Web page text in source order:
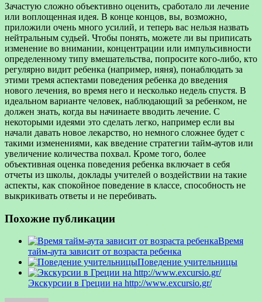
Зачастую сложно объективно оценить, сработало ли лечение
или воплощенная идея. В конце концов, вы, возможно,
приложили очень много усилий, и теперь вас нельзя назвать
нейтральным судьей. Чтобы понять, можете ли вы приписать
изменение во внимании, концентрации или импульсивности
определенному типу вмешательства, попросите кого-либо, кто
регулярно видит ребенка (например, няня), понаблюдать за
этими тремя аспектами поведения ребенка до введения
нового лечения, во время него и несколько недель спустя. В
идеальном варианте человек, наблюдающий за ребенком, не
должен знать, когда вы начинаете вводить лечение. С
некоторыми идеями это сделать легко, например если вы
начали давать новое лекарство, но немного сложнее будет с
такими изменениями, как введение стратегии тайм-аутов или
увеличение количества похвал. Кроме того, более
объективная оценка поведения ребенка включает в себя
отчеты из школы, доклады учителей о воздействии на такие
аспекты, как спокойное поведение в классе, способность не
выкрикивать ответы и не перебивать.
Похожие публикации
Время
тайм-аута зависит от возраста ребенка
Поведение учительницы
Экскурсии в Греции на http://www.excursio.gr/